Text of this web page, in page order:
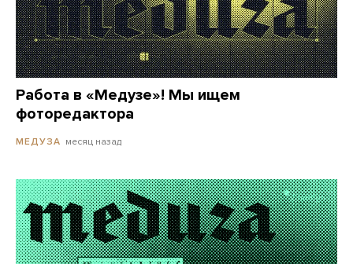
Работа в «Медузе»! Мы ищем
фоторедактора
МЕДУЗА месяц назад